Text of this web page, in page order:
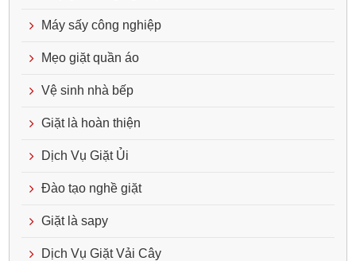
Máy sấy công nghiệp
Mẹo giặt quần áo
Vệ sinh nhà bếp
Giặt là hoàn thiện
Dịch Vụ Giặt Ủi
Đào tạo nghề giặt
Giặt là sapy
Dịch Vụ Giặt Vải Cây